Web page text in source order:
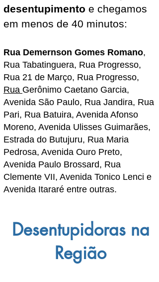
desentupimento e chegamos
em menos de 40 minutos:
Rua Demernson Gomes Romano,
Rua Tabatinguera, Rua Progresso,
Rua 21 de Março, Rua Progresso,
Rua Gerônimo Caetano Garcia,
Avenida São Paulo, Rua Jandira, Rua
Pari, Rua Batuira, Avenida Afonso
Moreno, Avenida Ulisses Guimarães,
Estrada do Butujuru, Rua Maria
Pedrosa, Avenida Ouro Preto,
Avenida Paulo Brossard, Rua
Clemente VII, Avenida Tonico Lenci e
Avenida Itararé entre outras.
Desentupidoras na
Região